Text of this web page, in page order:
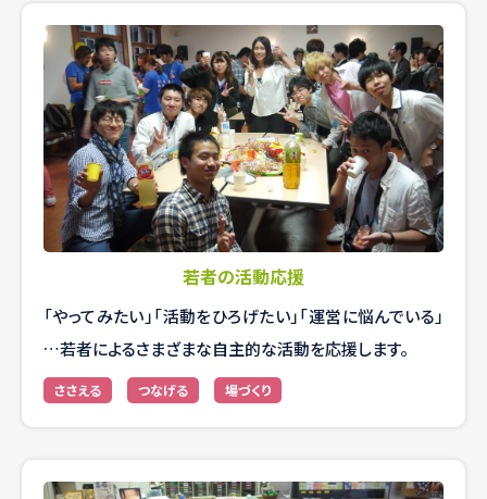
若者の活動応援
「やってみたい」「活動をひろげたい」「運営に悩んでいる」
…若者によるさまざまな自主的な活動を応援します。
ささえる つなげる 場づくり